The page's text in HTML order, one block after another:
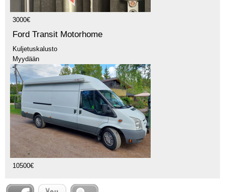
3000€
Ford Transit Motorhome
Kuljetuskalusto
Myydään
10500€